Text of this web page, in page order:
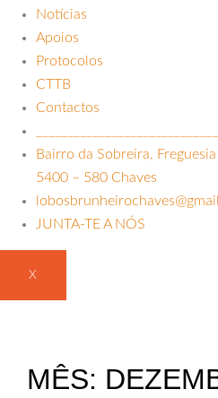
Notícias
Apoios
Protocolos
CTTB
Contactos
Bairro da Sobreira,
5400 – 580 Chaves
JUNTA-TE A NÓS
X
MÊS: